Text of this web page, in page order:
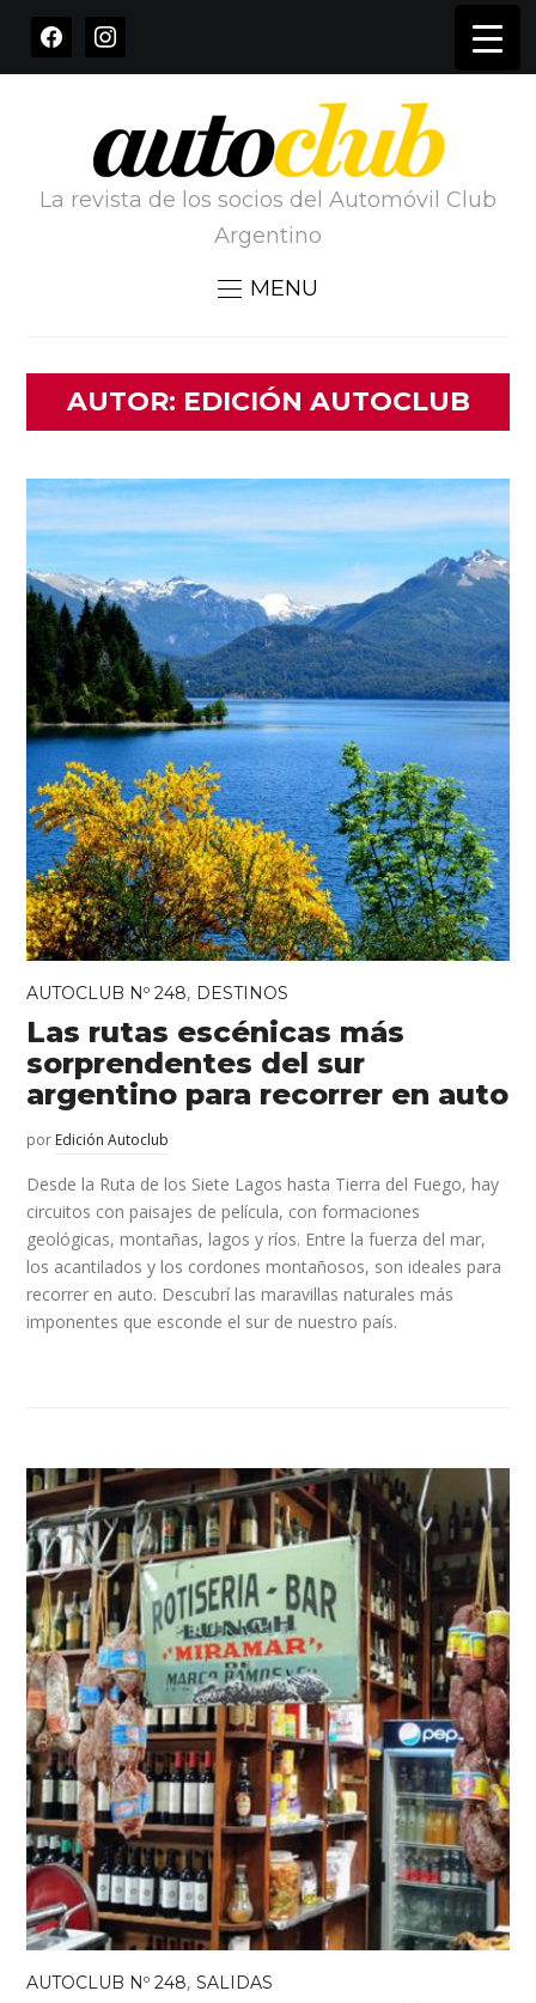
FACEBOOKINSTAGRAM
La revista de los socios del Automóvil Club
Argentino
MENU
AUTOR: EDICIÓN AUTOCLUB
AUTOCLUB Nº 248, DESTINOS
Las rutas escénicas más
sorprendentes del sur
argentino para recorrer en auto
por Edición Autoclub
Desde la Ruta de los Siete Lagos hasta Tierra del Fuego, hay
circuitos con paisajes de película, con formaciones
geológicas, montañas, lagos y ríos. Entre la fuerza del mar,
los acantilados y los cordones montañosos, son ideales para
recorrer en auto. Descubrí las maravillas naturales más
imponentes que esconde el sur de nuestro país.
AUTOCLUB Nº 248,SALIDAS